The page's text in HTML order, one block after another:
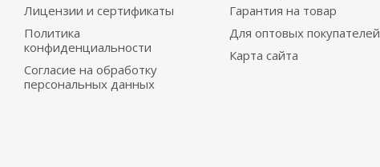
Лицензии и сертификаты
Политика
конфиденциальности
Согласие на обработку
персональных данных
Гарантия на товар
Для оптовых покупателей
Карта сайта